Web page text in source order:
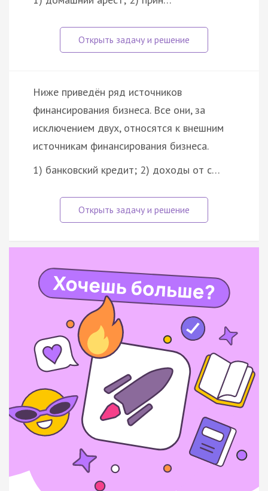
Ниже приведён ряд источников
финансирования бизнеса. Все они, за
исключением двух, относятся к внешним
источникам финансирования бизнеса.
1) банковский кредит; 2) доходы от с…